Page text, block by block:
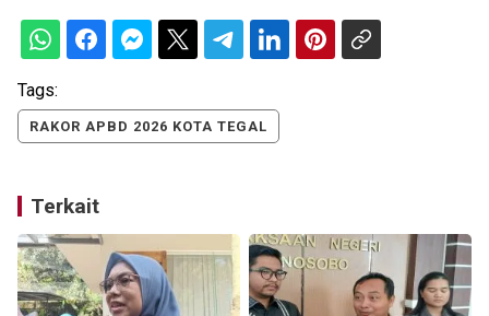
Tags:
RAKOR APBD 2026 KOTA TEGAL
Terkait